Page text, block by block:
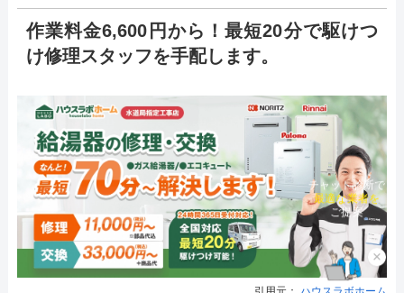
作業料金6,600円から！最短20分で駆けつ
け修理スタッフを手配します。
×
チャット診断で
最適な業者を
ご提案